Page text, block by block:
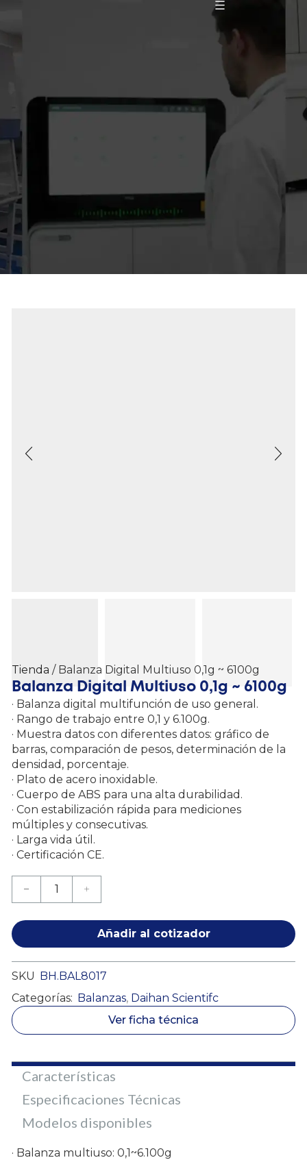
Tienda / Balanza Digital Multiuso 0,1g ~ 6100g
Balanza Digital Multiuso 0,1g ~ 6100g
· Balanza digital multifunción de uso general.
· Rango de trabajo entre 0,1 y 6.100g.
· Muestra datos con diferentes datos: gráfico de
barras, comparación de pesos, determinación de la
densidad, porcentaje.
· Plato de acero inoxidable.
· Cuerpo de ABS para una alta durabilidad.
· Con estabilización rápida para mediciones
múltiples y consecutivas.
· Larga vida útil.
· Certificación CE.
Añadir al cotizador
SKU BH.BAL8017
Categorías: Balanzas, Daihan Scientifc
Ver ficha técnica
Características
Especificaciones Técnicas
Modelos disponibles
· Balanza multiuso: 0,1~6.100g